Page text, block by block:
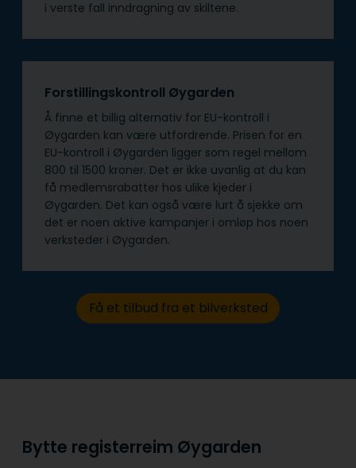
i verste fall inndragning av skiltene.
Forstillingskontroll Øygarden
Å finne et billig alternativ for EU-kontroll i
Øygarden kan være utfordrende. Prisen for en
EU-kontroll i Øygarden ligger som regel mellom
800 til 1500 kroner. Det er ikke uvanlig at du kan
få medlemsrabatter hos ulike kjeder i
Øygarden. Det kan også være lurt å sjekke om
det er noen aktive kampanjer i omløp hos noen
verksteder i Øygarden.
Få et tilbud fra et bilverksted
Bytte registerreim Øygarden